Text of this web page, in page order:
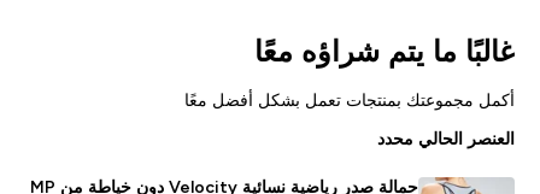
غالبًا ما يتم شراؤه معًا
أكمل مجموعتك بمنتجات تعمل بشكل أفضل معًا
العنصر الحالي محدد
حمالة صدر رياضية نسائية Velocity دون خياطة من MP